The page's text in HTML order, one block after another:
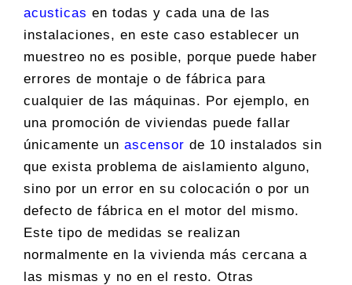
acusticas en todas y cada una de las
instalaciones, en este caso establecer un
muestreo no es posible, porque puede haber
errores de montaje o de fábrica para
cualquier de las máquinas. Por ejemplo, en
una promoción de viviendas puede fallar
únicamente un ascensor de 10 instalados sin
que exista problema de aislamiento alguno,
sino por un error en su colocación o por un
defecto de fábrica en el motor del mismo.
Este tipo de medidas se realizan
normalmente en la vivienda más cercana a
las mismas y no en el resto. Otras